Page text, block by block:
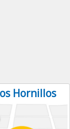
Hornillos